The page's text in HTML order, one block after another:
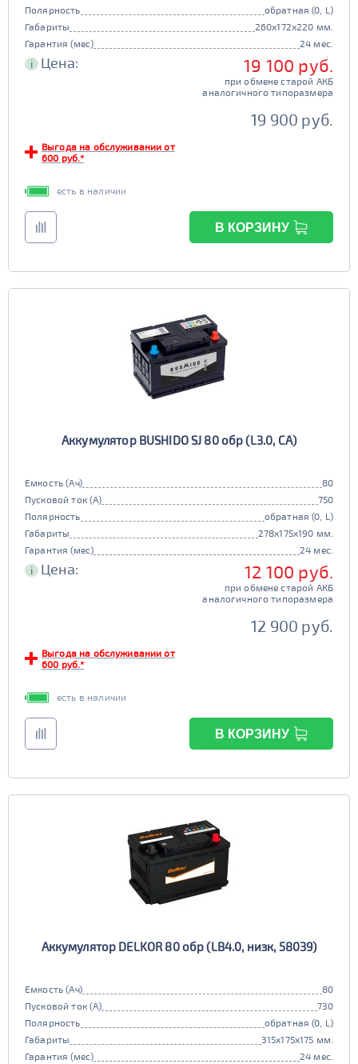
Полярность
обратная (0, L)
Габариты
260x172x220 мм.
Гарантия (мес)
24 мес.
i Цена: 19 100 руб.
при обмене старой АКБ
аналогичного типоразмера
19 900 руб.
Выгода на обслуживании от
600 руб.*
есть в наличии
В КОРЗИНУ
Аккумулятор BUSHIDO SJ 80 обр (L3.0, CA)
Емкость (Ач)
80
Пусковой ток (А)
750
Полярность
обратная (0, L)
Габариты
278x175x190 мм.
Гарантия (мес)
24 мес.
i Цена: 12 100 руб.
при обмене старой АКБ
аналогичного типоразмера
12 900 руб.
Выгода на обслуживании от
600 руб.*
есть в наличии
В КОРЗИНУ
Аккумулятор DELKOR 80 обр (LB4.0, низк, 58039)
Емкость (Ач)
80
Пусковой ток (А)
730
Полярность
обратная (0, L)
Габариты
315x175x175 мм.
Гарантия (мес)
24 мес.